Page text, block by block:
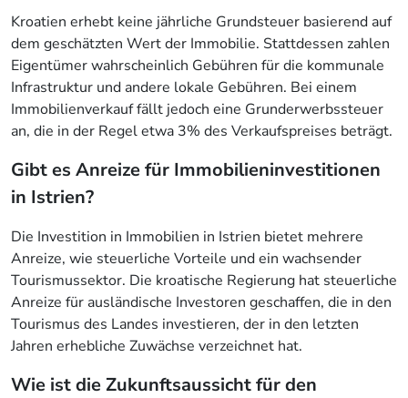
Kroatien erhebt keine jährliche Grundsteuer basierend auf
dem geschätzten Wert der Immobilie. Stattdessen zahlen
Eigentümer wahrscheinlich Gebühren für die kommunale
Infrastruktur und andere lokale Gebühren. Bei einem
Immobilienverkauf fällt jedoch eine Grunderwerbssteuer
an, die in der Regel etwa 3% des Verkaufspreises beträgt.
Gibt es Anreize für Immobilieninvestitionen
in Istrien?
Die Investition in Immobilien in Istrien bietet mehrere
Anreize, wie steuerliche Vorteile und ein wachsender
Tourismussektor. Die kroatische Regierung hat steuerliche
Anreize für ausländische Investoren geschaffen, die in den
Tourismus des Landes investieren, der in den letzten
Jahren erhebliche Zuwächse verzeichnet hat.
Wie ist die Zukunftsaussicht für den